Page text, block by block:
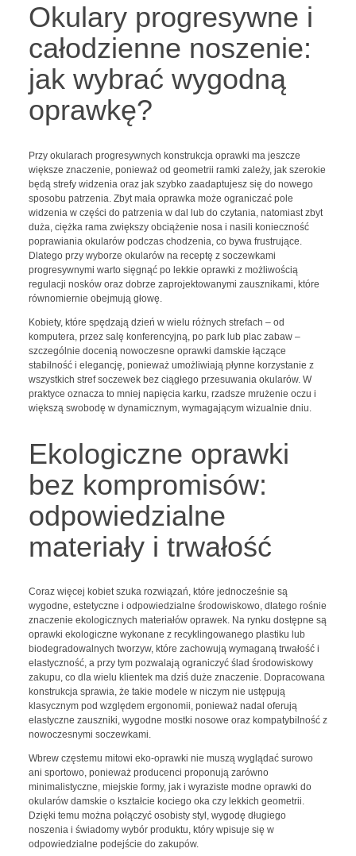
Okulary progresywne i
całodzienne noszenie:
jak wybrać wygodną
oprawkę?
Przy okularach progresywnych konstrukcja oprawki ma jeszcze
większe znaczenie, ponieważ od geometrii ramki zależy, jak szerokie
będą strefy widzenia oraz jak szybko zaadaptujesz się do nowego
sposobu patrzenia. Zbyt mała oprawka może ograniczać pole
widzenia w części do patrzenia w dal lub do czytania, natomiast zbyt
duża, ciężka rama zwiększy obciążenie nosa i nasili konieczność
poprawiania okularów podczas chodzenia, co bywa frustrujące.
Dlatego przy wyborze okularów na receptę z soczewkami
progresywnymi warto sięgnąć po lekkie oprawki z możliwością
regulacji nosków oraz dobrze zaprojektowanymi zausznikami, które
równomiernie obejmują głowę.
Kobiety, które spędzają dzień w wielu różnych strefach – od
komputera, przez salę konferencyjną, po park lub plac zabaw –
szczególnie docenią nowoczesne oprawki damskie łączące
stabilność i elegancję, ponieważ umożliwiają płynne korzystanie z
wszystkich stref soczewek bez ciągłego przesuwania okularów. W
praktyce oznacza to mniej napięcia karku, rzadsze mrużenie oczu i
większą swobodę w dynamicznym, wymagającym wizualnie dniu.
Ekologiczne oprawki
bez kompromisów:
odpowiedzialne
materiały i trwałość
Coraz więcej kobiet szuka rozwiązań, które jednocześnie są
wygodne, estetyczne i odpowiedzialne środowiskowo, dlatego rośnie
znaczenie ekologicznych materiałów oprawek. Na rynku dostępne są
oprawki ekologiczne wykonane z recyklingowanego plastiku lub
biodegradowalnych tworzyw, które zachowują wymaganą trwałość i
elastyczność, a przy tym pozwalają ograniczyć ślad środowiskowy
zakupu, co dla wielu klientek ma dziś duże znaczenie. Dopracowana
konstrukcja sprawia, że takie modele w niczym nie ustępują
klasycznym pod względem ergonomii, ponieważ nadal oferują
elastyczne zauszniki, wygodne mostki nosowe oraz kompatybilność z
nowoczesnymi soczewkami.
Wbrew częstemu mitowi eko-oprawki nie muszą wyglądać surowo
ani sportowo, ponieważ producenci proponują zarówno
minimalistyczne, miejskie formy, jak i wyraziste modne oprawki do
okularów damskie o kształcie kociego oka czy lekkich geometrii.
Dzięki temu można połączyć osobisty styl, wygodę długiego
noszenia i świadomy wybór produktu, który wpisuje się w
odpowiedzialne podejście do zakupów.